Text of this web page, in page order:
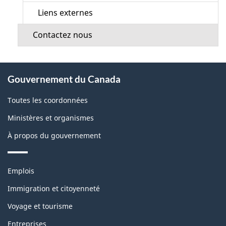
Liens externes
Contactez nous
propos
de
ce
Gouvernement du Canada
Toutes les coordonnées
Ministères et organismes
À propos du gouvernement
Thèmes
sujets
Emplois
Immigration et citoyenneté
Voyage et tourisme
Entreprises